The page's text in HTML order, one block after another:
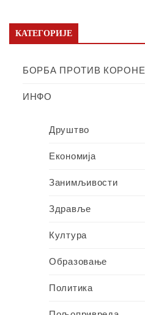
КАТЕГОРИЈЕ
БОРБА ПРОТИВ КОРОНЕ
ИНФО
Друштво
Економија
Занимљивости
Здравље
Култура
Образовање
Политика